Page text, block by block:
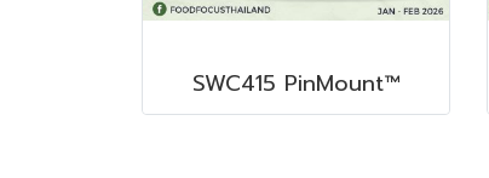
SWC415 PinMount™